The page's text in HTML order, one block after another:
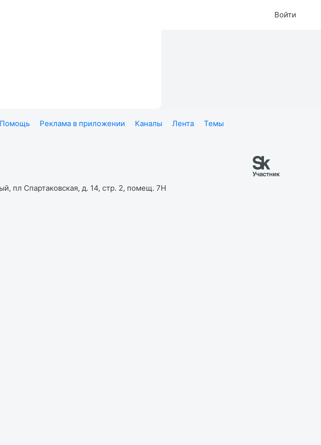
Войти
Помощь Реклама в приложении Каналы Лента
Темы
пл Спартаковская, д. 14, стр. 2, помещ. 7Н